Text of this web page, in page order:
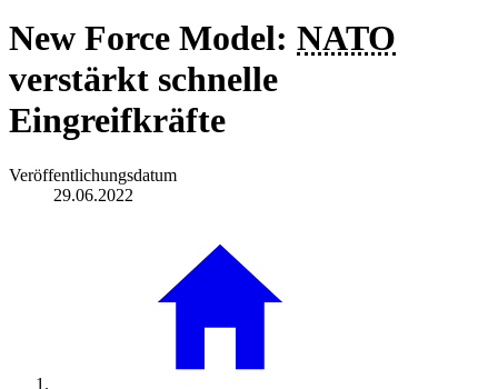
New Force Model: NATO
verstärkt schnelle
Eingreifkräfte
Veröffentlichungsdatum
29.06.2022